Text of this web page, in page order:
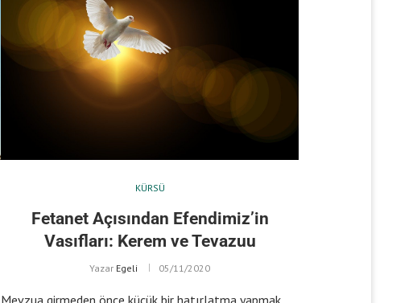
KÜRSÜ
Fetanet Açısından Efendimiz’in
Vasıfları: Kerem ve Tevazuu
Yazar Egeli 05/11/2020